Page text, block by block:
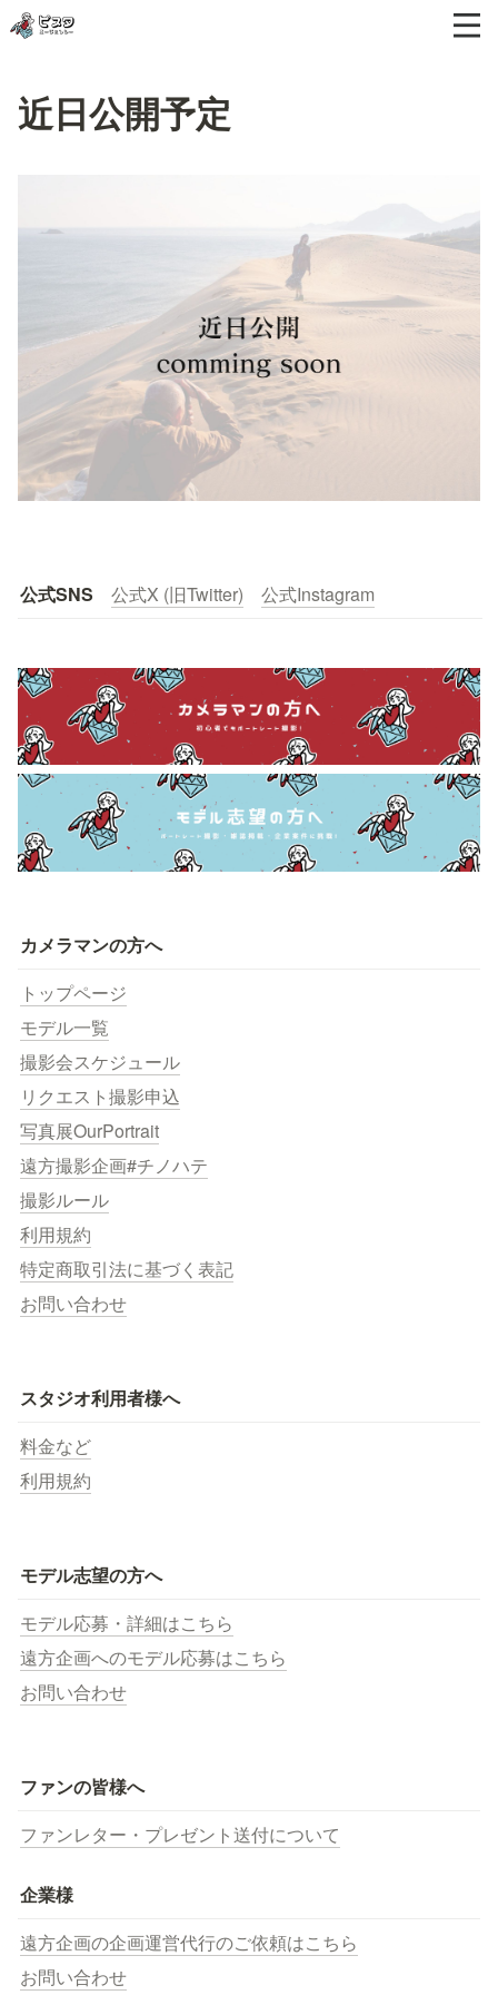
近日公開予定
公式SNS 公式X (旧Twitter) 公式Instagram
カメラマンの方へ
トップページ
モデル一覧
撮影会スケジュール
リクエスト撮影申込
写真展OurPortrait
遠方撮影企画#チノハテ
撮影ルール
利用規約
特定商取引法に基づく表記
お問い合わせ
スタジオ利用者様へ
料金など
利用規約
モデル志望の方へ
モデル応募・詳細はこちら
遠方企画へのモデル応募はこちら
お問い合わせ
ファンの皆様へ
ファンレター・プレゼント送付について
企業様
遠方企画の企画運営代行のご依頼はこちら
お問い合わせ